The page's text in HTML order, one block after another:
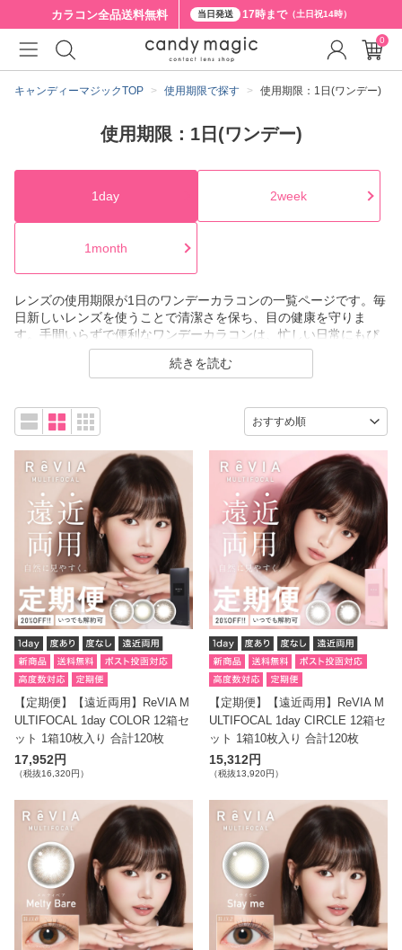
カラコン全品送料無料 当日発送 17時まで（土日祝14時）
キャンディーマジックTOP 使用期限で探す 使用期限：1日(ワンデー)
使用期限：1日(ワンデー)
1day 2week
1month
レンズの使用期限が1日のワンデーカラコンの一覧ページです。毎
日新しいレンズを使うことで清潔さを保ち、目の健康を守りま
す。手間いらずで便利なワンデーカラコンは、忙しい日常にもぴ
ったりです。さらに、2weekや1monthのタイプもご用意している
ので、ライフスタイルに合わせて最適なカラコンをお選びくださ
続きを読む
【定期便】【遠近両用】ReVIA M
ULTIFOCAL 1day COLOR 12箱セ
ット 1箱10枚入り 合計120枚
17,952円
（税抜16,320円）
【定期便】【遠近両用】ReVIA M
ULTIFOCAL 1day CIRCLE 12箱セ
ット 1箱10枚入り 合計120枚
15,312円
（税抜13,920円）
0